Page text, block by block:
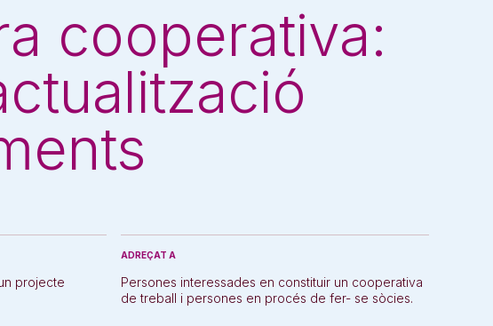
cooperativa:
projecte
ADREÇAT A
Persones interessades en constituir un cooperativa
de treball i persones en procés de fer- se sòcies.